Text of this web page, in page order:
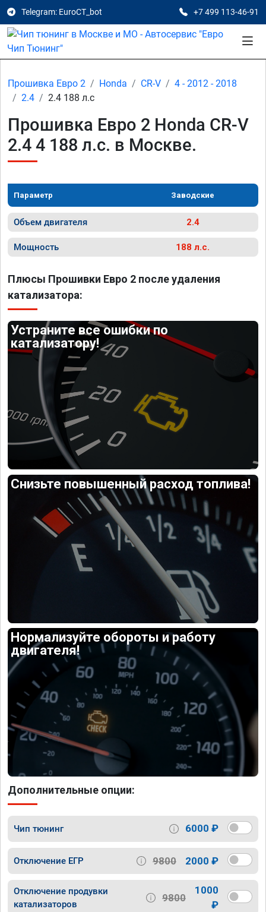
Telegram: EuroCT_bot +7 499 113-46-91
Прошивка Евро 2 Honda CR-V
4 - 2012 - 2018
2.4
2.4 188 л.с
Прошивка Евро 2 Honda CR-V
2.4 4 188 л.с. в Москве.
Параметр Заводские
Объем двигателя 2.4
Мощность 188 л.с.
Плюсы Прошивки Евро 2 после удаления
катализатора:
Устраните все ошибки по
катализатору!
Снизьте повышенный расход топлива!
Нормализуйте обороты и работу
двигателя!
Дополнительные опции:
Чип тюнинг 6000 ₽
Отключение ЕГР 9800 2000 ₽
Отключение продувки
катализаторов
9800
1000
₽